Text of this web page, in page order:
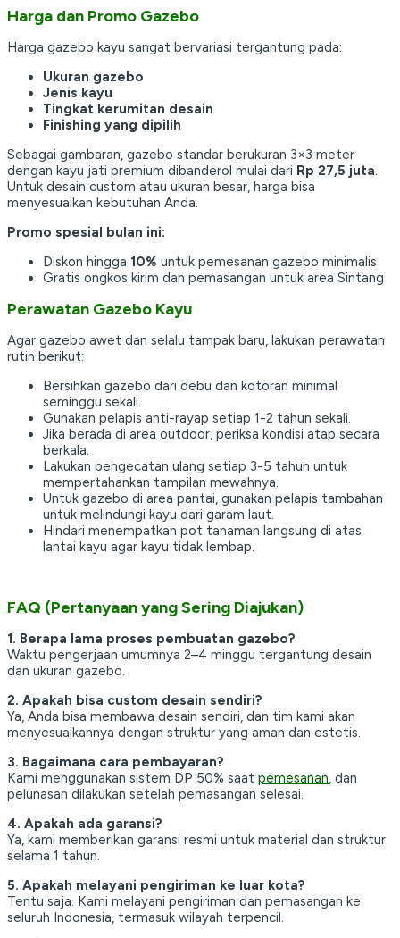
Harga dan Promo Gazebo
Harga gazebo kayu sangat bervariasi tergantung pada:
Ukuran gazebo
Jenis kayu
Tingkat kerumitan desain
Finishing yang dipilih
Sebagai gambaran, gazebo standar berukuran 3×3 meter
dengan kayu jati premium dibanderol mulai dari Rp 27,5 juta.
Untuk desain custom atau ukuran besar, harga bisa
menyesuaikan kebutuhan Anda.
Promo spesial bulan ini:
Diskon hingga 10% untuk pemesanan gazebo minimalis
Gratis ongkos kirim dan pemasangan untuk area Sintang
Perawatan Gazebo Kayu
Agar gazebo awet dan selalu tampak baru, lakukan perawatan
rutin berikut:
Bersihkan gazebo dari debu dan kotoran minimal
seminggu sekali.
Gunakan pelapis anti-rayap setiap 1-2 tahun sekali.
Jika berada di area outdoor, periksa kondisi atap secara
berkala.
Lakukan pengecatan ulang setiap 3-5 tahun untuk
mempertahankan tampilan mewahnya.
Untuk gazebo di area pantai, gunakan pelapis tambahan
untuk melindungi kayu dari garam laut.
Hindari menempatkan pot tanaman langsung di atas
lantai kayu agar kayu tidak lembap.
FAQ (Pertanyaan yang Sering Diajukan)
1. Berapa lama proses pembuatan gazebo?
Waktu pengerjaan umumnya 2–4 minggu tergantung desain
dan ukuran gazebo.
2. Apakah bisa custom desain sendiri?
Ya, Anda bisa membawa desain sendiri, dan tim kami akan
menyesuaikannya dengan struktur yang aman dan estetis.
3. Bagaimana cara pembayaran?
Kami menggunakan sistem DP 50% saat pemesanan, dan
pelunasan dilakukan setelah pemasangan selesai.
4. Apakah ada garansi?
Ya, kami memberikan garansi resmi untuk material dan struktur
selama 1 tahun.
5. Apakah melayani pengiriman ke luar kota?
Tentu saja. Kami melayani pengiriman dan pemasangan ke
seluruh Indonesia, termasuk wilayah terpencil.